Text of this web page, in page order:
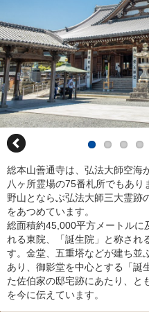
総本山善通寺は、弘法大師空海
八ヶ所霊場の75番札所でもあ
野山とならぶ弘法大師三大霊跡
をあつめています。
総面積約45,000平方メートルに
れる東院、「誕生院」と称され
す。金堂、五重塔などが建ち並
あり、御影堂を中心とする「誕
た佐伯家の邸宅跡にあたり、と
を今に伝えています。